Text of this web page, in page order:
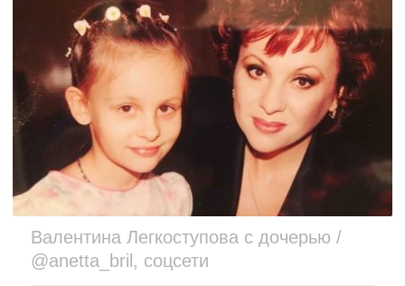
Валентина Легкоступова с дочерью /
@anetta_bril, соцсети